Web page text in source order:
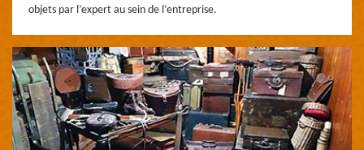
objets par l’expert au sein de l’entreprise.